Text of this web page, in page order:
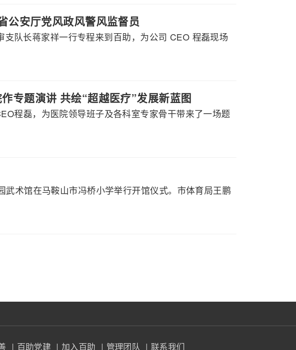
公安厅党风政风警风监督员
队长蒋家祥一行专程来到百助，为公司 CEO 程磊现场
专题演讲 共绘“超越医疗”发展新蓝图
程磊，为医院领导班子及各科室专家骨干带来了一场题
术馆在马鞍山市冯桥小学举行开馆仪式。市体育局王鹏
| 百助党建 | 加入百助 | 管理团队 | 联系我们